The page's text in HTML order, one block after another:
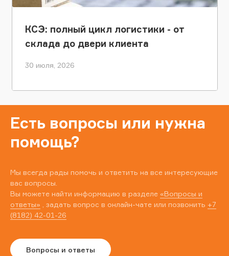
КСЭ: полный цикл логистики - от
склада до двери клиента
30 июля, 2026
Есть вопросы или нужна
помощь?
Мы всегда рады помочь и ответить на все интересующие
вас вопросы.
Вы можете найти информацию в разделе «Вопросы и
ответы» , задать вопрос в онлайн-чате или позвонить +7
(8182) 42-01-26
Вопросы и ответы